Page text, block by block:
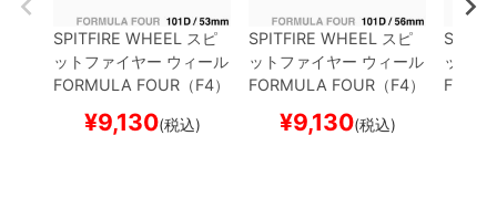
SPITFIRE WHEEL
スピ
ットファイヤー ウィール
FORMULA FOUR（F4）
¥9,130(税込)
SPITFIRE WHEEL
スピ
ットファイヤー ウィール
FORMULA FOUR（F4）
¥9,130(税込)
ットフ